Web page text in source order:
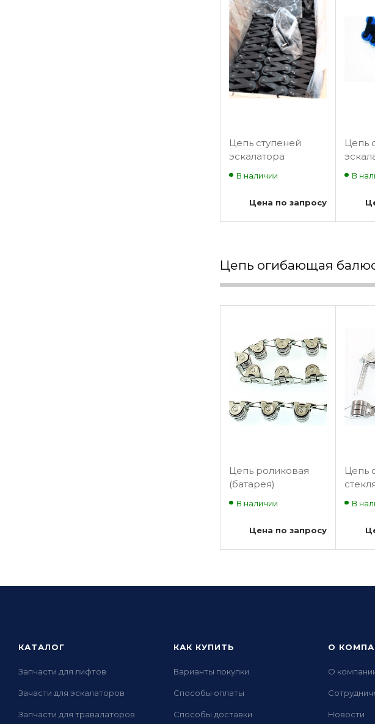
Цепь ступеней
эскалатора
В наличии
Цена по запросу
Цепь
В
Цепь огибающая
Цепь роликовая
(батарея)
поручня,17звеньев
шаг 55мм L=1000мм
В наличии
Цена по запросу
Цепь
В
КАТАЛОГ
Запчасти для лифтов
Зачасти для эскалаторов
Запчасти для травалаторов
КАК КУПИТЬ
Варианты покупки
Способы оплаты
Способы доставки
О
О
Новости